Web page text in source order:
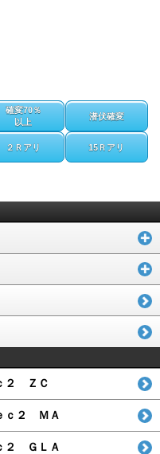
確変70％
以上
潜伏確変
２Ｒアリ 15Ｒアリ
２ ＺＣ
ｃ２ ＭＡ
２ ＧＬＡ